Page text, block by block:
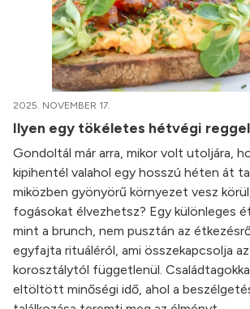
2025. NOVEMBER 17.
Ilyen egy tökéletes hétvégi
Gondoltál már arra, mikor volt utoljára,
kipihentél valahol egy hosszú héten át
miközben gyönyörű környezet vesz
fogásokat élvezhetsz? Egy különleges
mint a brunch, nem pusztán az
egyfajta rituáléról, ami összekapcsolja
korosztálytól függetlenül.
eltöltött minőségi idő, ahol a